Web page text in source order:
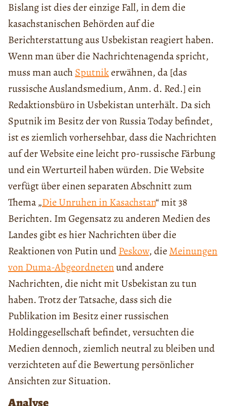
Bislang ist dies der einzige Fall, in dem die
kasachstanischen Behörden auf die
Berichterstattung aus Usbekistan reagiert haben.
Wenn man über die Nachrichtenagenda spricht,
muss man auch Sputnikerwähnen, da [das
russische Auslandsmedium, Anm. d. Red.] ein
Redaktionsbüro in Usbekistan unterhält. Da sich
Sputnik im Besitz der von Russia Today befindet,
ist es ziemlich vorhersehbar, dass die Nachrichten
auf der Website eine leicht pro-russische Färbung
und ein Werturteil haben würden. Die Website
verfügt über einen separaten Abschnitt zum
Thema „Die Unruhen in Kasachstan“ mit 38
Berichten. Im Gegensatz zu anderen Medien des
Landes gibt es hier Nachrichten über die
Reaktionen von Putin undPeskow, die Meinungen
von Duma-Abgeordnetenund andere
Nachrichten, die nicht mit Usbekistan zu tun
haben. Trotz der Tatsache, dass sich die
Publikation im Besitz einer russischen
Holdinggesellschaft befindet, versuchten die
Medien dennoch, ziemlich neutral zu bleiben und
verzichteten auf die Bewertung persönlicher
Ansichten zur Situation.
Analyse